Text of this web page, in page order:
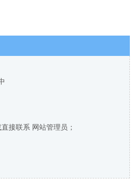
接联系 网站管理员；